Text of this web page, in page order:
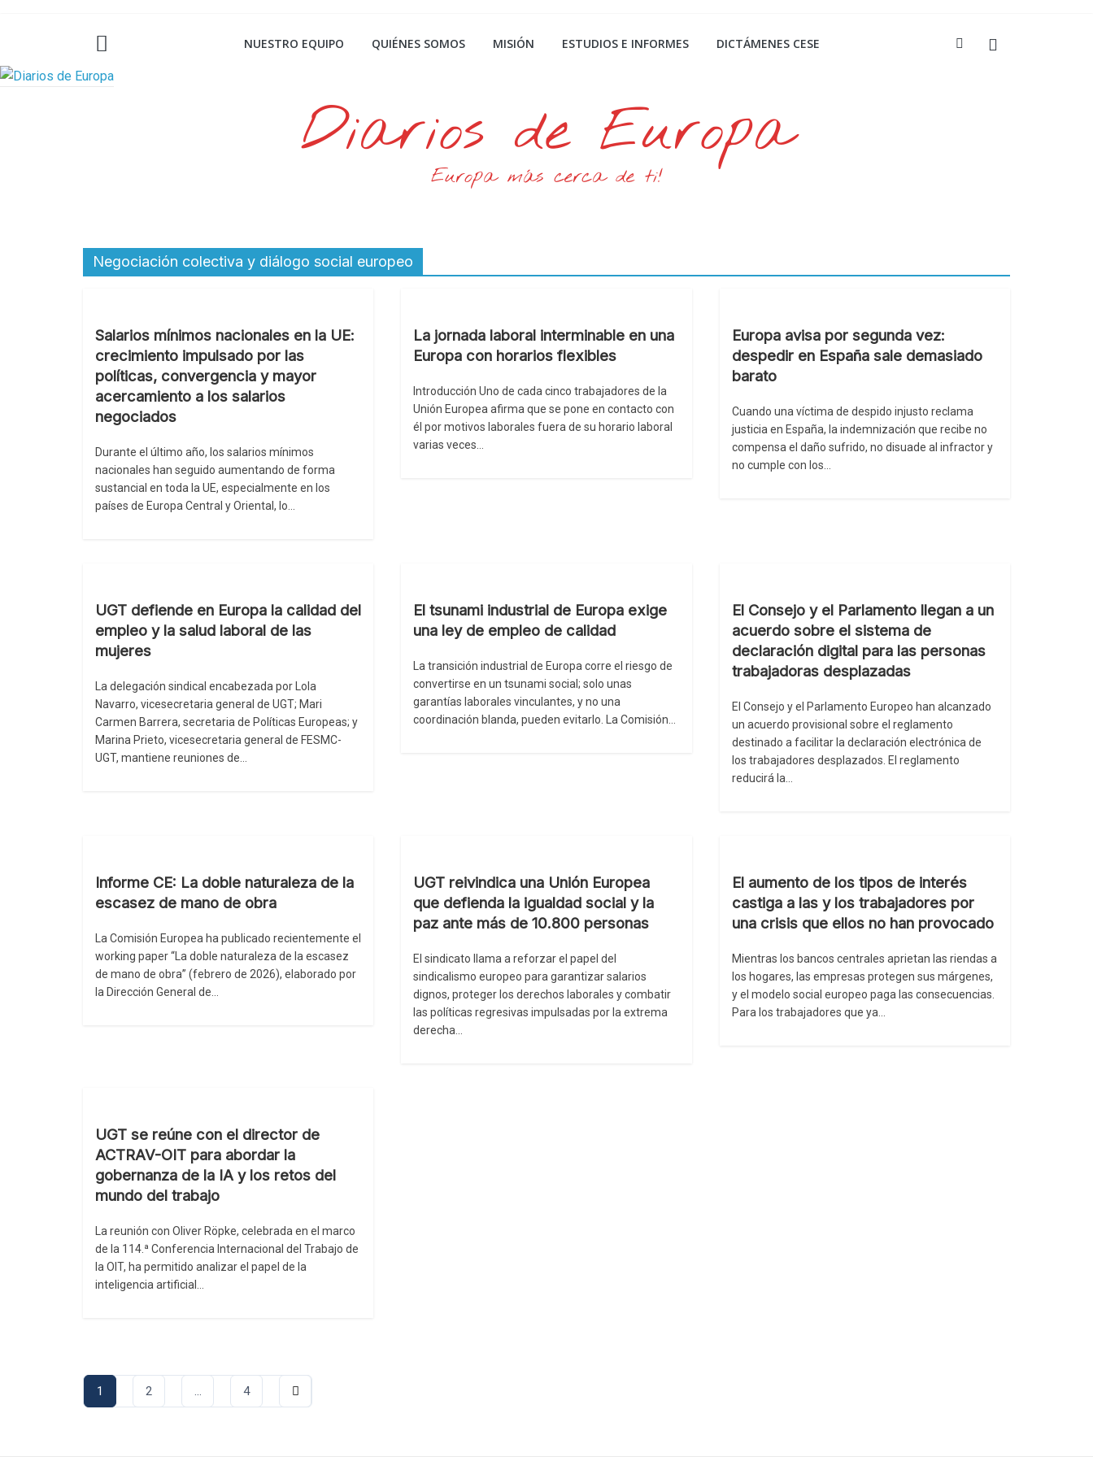
NUESTRO EQUIPO QUIÉNES SOMOS MISIÓN ESTUDIOS E INFORMES DICTÁMENES CESE
Diarios de Europa
Europa más cerca de ti!
Negociación colectiva y diálogo social europeo
Salarios mínimos nacionales en la UE:
crecimiento impulsado por las
políticas, convergencia y mayor
acercamiento a los salarios
negociados
Durante el último año, los salarios mínimos
nacionales han seguido aumentando de forma
sustancial en toda la UE, especialmente en los
países de Europa Central y Oriental, lo…
La jornada laboral interminable en una
Europa con horarios flexibles
Introducción Uno de cada cinco trabajadores de la
Unión Europea afirma que se pone en contacto con
él por motivos laborales fuera de su horario laboral
varias veces…
Europa avisa por segunda vez:
despedir en España sale demasiado
barato
Cuando una víctima de despido injusto reclama
justicia en España, la indemnización que recibe no
compensa el daño sufrido, no disuade al infractor y
no cumple con los…
UGT defiende en Europa la calidad del
empleo y la salud laboral de las
mujeres
La delegación sindical encabezada por Lola
Navarro, vicesecretaria general de UGT; Mari
Carmen Barrera, secretaria de Políticas Europeas; y
Marina Prieto, vicesecretaria general de FESMC-
UGT, mantiene reuniones de…
El tsunami industrial de Europa exige
una ley de empleo de calidad
La transición industrial de Europa corre el riesgo de
convertirse en un tsunami social; solo unas
garantías laborales vinculantes, y no una
coordinación blanda, pueden evitarlo. La Comisión…
El Consejo y el Parlamento llegan a un
acuerdo sobre el sistema de
declaración digital para las personas
trabajadoras desplazadas
El Consejo y el Parlamento Europeo han alcanzado
un acuerdo provisional sobre el reglamento
destinado a facilitar la declaración electrónica de
los trabajadores desplazados. El reglamento
reducirá la…
Informe CE: La doble naturaleza de la
escasez de mano de obra
La Comisión Europea ha publicado recientemente el
working paper “La doble naturaleza de la escasez
de mano de obra” (febrero de 2026), elaborado por
la Dirección General de…
UGT reivindica una Unión Europea
que defienda la igualdad social y la
paz ante más de 10.800 personas
El sindicato llama a reforzar el papel del
sindicalismo europeo para garantizar salarios
dignos, proteger los derechos laborales y combatir
las políticas regresivas impulsadas por la extrema
derecha…
El aumento de los tipos de interés
castiga a las y los trabajadores por
una crisis que ellos no han provocado
Mientras los bancos centrales aprietan las riendas a
los hogares, las empresas protegen sus márgenes,
y el modelo social europeo paga las consecuencias.
Para los trabajadores que ya…
UGT se reúne con el director de
ACTRAV-OIT para abordar la
gobernanza de la IA y los retos del
mundo del trabajo
La reunión con Oliver Röpke, celebrada en el marco
de la 114.ª Conferencia Internacional del Trabajo de
la OIT, ha permitido analizar el papel de la
inteligencia artificial…
Paginación
de
1 2 … 4